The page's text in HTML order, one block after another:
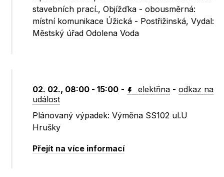
stavebních prací., Objížďka - obousměrná:
místní komunikace Úžická - Postřižinská, Vydal:
Městský úřad Odolena Voda
02. 02., 08:00 - 15:00 - elektřina -odkaz na
událost
Plánovaný výpadek: Výměna SS102 ul.U
Hrušky
Přejít na více informací